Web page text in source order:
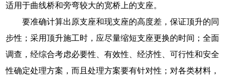
适用于曲线桥和旁弯较大的宽桥上的支座。
要准确计算出原支座和现支座的高度差，保证顶升的同
步性；采用顶升施工时，应尽量缩短支座更换的时间；全面
调查，经综合考虑必要性、有效性、经济性、可行性和安全
性确定处理方案，而且处理方案要有针对性；对各类材料，